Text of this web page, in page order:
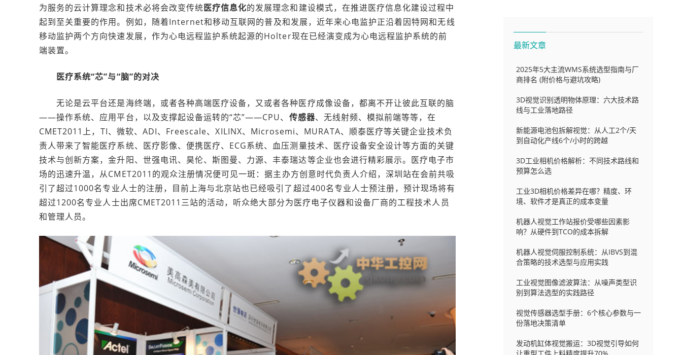
为服务的云计算理念和技术必将会改变传统医疗信息化的发展理念和建设模式，在推进医疗信息化建设过程中
起到至关重要的作用。例如，随着Internet和移动互联网的普及和发展，近年来心电监护正沿着因特网和无线
移动监护两个方向快速发展，作为心电远程监护系统起源的Holter现在已经演变成为心电远程监护系统的前
端装置。
医疗系统“芯”与“脑”的对决
无论是云平台还是海终端，或者各种高端医疗设备，又或者各种医疗成像设备，都离不开让彼此互联的脑
——操作系统、应用平台，以及支撑起设备运转的“芯”——CPU、 传感器、无线射频、模拟前端等等，在
CMET2011上，TI、微软、ADI、Freescale、XILINX、Microsemi、MURATA、顺泰医疗等关键企业技术负
责人带来了智能医疗系统、医疗影像、便携医疗、ECG系统、血压测量技术、医疗设备安全设计等方面的关键
技术与创新方案，金升阳、世强电讯、昊伦、斯图曼、力源、丰泰瑞达等企业也会进行精彩展示。医疗电子市
场的迅速升温，从CMET2011的观众注册情况便可见一斑：据主办方创意时代负责人介绍，深圳站在会前共吸
引了超过1000名专业人士的注册，目前上海与北京站也已经吸引了超过400名专业人士预注册，预计现场将有
超过1200名专业人士出席CMET2011三站的活动，听众绝大部分为医疗电子仪器和设备厂商的工程技术人员
和管理人员。
最新文章
2025年5大主流WMS系统选型指南与厂
商排名 (附价格与避坑攻略)
3D视觉识别透明物体原理：六大技术路
线与工业落地路径
新能源电池包拆解视觉：从人工2个/天
到自动化产线6个/小时的跨越
3D工业相机价格解析：不同技术路线和
预算怎么选
工业3D相机价格差异在哪？精度、环
境、软件才是真正的成本变量
机器人视觉工作站报价受哪些因素影
响？从硬件到TCO的成本拆解
机器人视觉伺服控制系统：从IBVS到混
合策略的技术选型与应用实践
工业视觉图像滤波算法：从噪声类型识
别到算法选型的实践路径
视觉传感器选型手册：6个核心参数与一
份落地决策清单
发动机缸体视觉搬运：3D视觉引导如何